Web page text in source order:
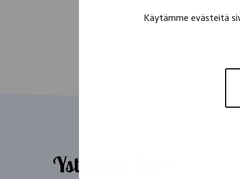
Käytämme evästeitä
Ystäväni Ilari